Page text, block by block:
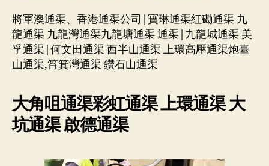
將軍澳通渠、香港通渠公司|寶琳通渠紅磡通渠 九
龍通渠 九龍灣通渠九龍塘通渠 通渠|九龍城通渠 美
孚通渠|何文田通渠 西半山通渠 上環高壓通渠炮臺
山通渠,筲箕灣通渠 鑽石山通渠
大角咀通渠彩虹通渠 上環通渠 大
坑通渠 啟德通渠